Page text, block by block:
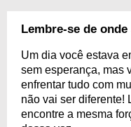
Lembre-se de onde
Um dia você estava
sem esperança, mas
enfrentar tudo com
não vai ser diferente!
encontre a mesma